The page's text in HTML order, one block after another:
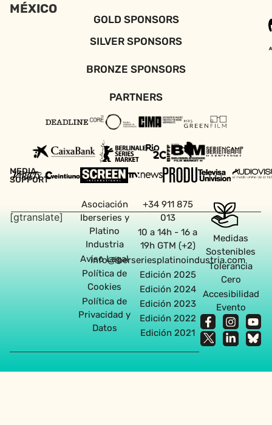
MÉXICO
GOLD SPONSORS
SILVER SPONSORS
BRONZE SPONSORS
PARTNERS
MEDIA
SUPPORT
[gtranslate]
Asociación
Iberseries y
Platino
Industria
Aviso Legal
Política de
Cookies
Política de
Privacidad y
Datos
+34 911 875
013
10 a 14h - 16 a
19h GTM (+2)
info@iberseriesplatinoindustria.com
Edición 2025
Edición 2024
Edición 2023
Edición 2022
Edición 2021
Medidas
Sostenibles
Tolerancia
Cero
Accesibilidad
Evento